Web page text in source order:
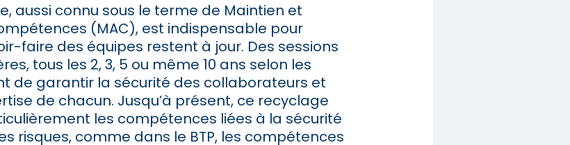
aussi connu sous le terme de Maintien et
(MAC), est indispensable pour
faire des équipes restent à jour. Des sessions
tous les 2, 3, 5 ou même 10 ans selon les
de garantir la sécurité des collaborateurs et
de chacun. Jusqu’à présent, ce recyclage
les compétences liées à la sécurité
risques, comme dans le BTP, les compétences